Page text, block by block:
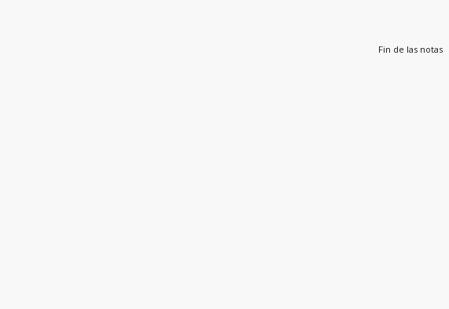
Fin de las notas